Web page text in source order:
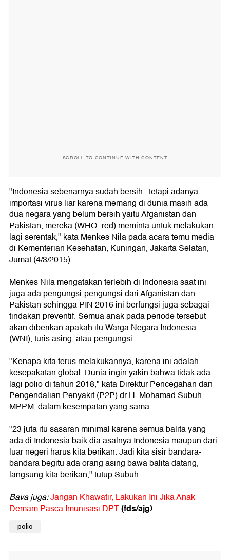
SCROLL TO CONTINUE WITH CONTENT
"Indonesia sebenarnya sudah bersih. Tetapi adanya
importasi virus liar karena memang di dunia masih ada
dua negara yang belum bersih yaitu Afganistan dan
Pakistan, mereka (WHO -red) meminta untuk melakukan
lagi serentak," kata Menkes Nila pada acara temu media
di Kementerian Kesehatan, Kuningan, Jakarta Selatan,
Jumat (4/3/2015).
Menkes Nila mengatakan terlebih di Indonesia saat ini
juga ada pengungsi-pengungsi dari Afganistan dan
Pakistan sehingga PIN 2016 ini berfungsi juga sebagai
tindakan preventif. Semua anak pada periode tersebut
akan diberikan apakah itu Warga Negara Indonesia
(WNI), turis asing, atau pengungsi.
"Kenapa kita terus melakukannya, karena ini adalah
kesepakatan global. Dunia ingin yakin bahwa tidak ada
lagi polio di tahun 2018," kata Direktur Pencegahan dan
Pengendalian Penyakit (P2P) dr H. Mohamad Subuh,
MPPM, dalam kesempatan yang sama.
"23 juta itu sasaran minimal karena semua balita yang
ada di Indonesia baik dia asalnya Indonesia maupun dari
luar negeri harus kita berikan. Jadi kita sisir bandara-
bandara begitu ada orang asing bawa balita datang,
langsung kita berikan," tutup Subuh.
Bava juga:Jangan Khawatir, Lakukan Ini Jika Anak
Demam Pasca Imunisasi DPT(fds/ajg)
polio